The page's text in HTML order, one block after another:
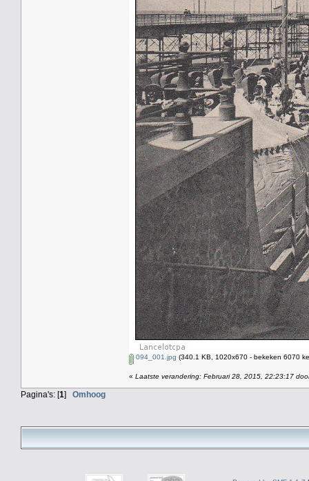
094_001.jpg (340.1 KB, 1020x670 - bekeken 6070
« Laatste verandering: Februari 28, 2015, 22:23:17
Pagina's: [1] Omhoog